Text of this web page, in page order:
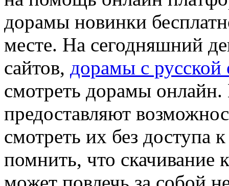
дорамы новинки
месте. На сегодняшний
сайтов, дорамы с русской
смотреть дорамы
предоставляют
смотреть их без доступа
помнить, что скачивание